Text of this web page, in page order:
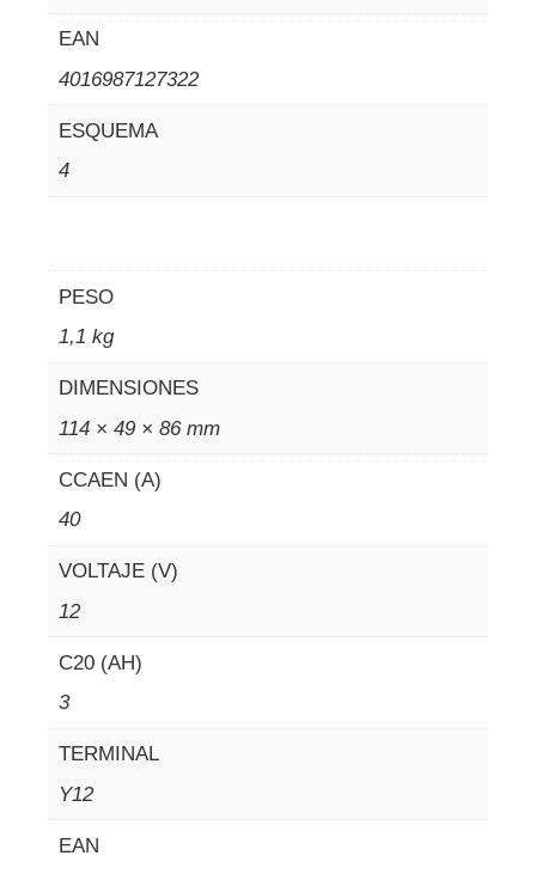
EAN
4016987127322
ESQUEMA
4
PESO
1,1 kg
DIMENSIONES
114 × 49 × 86 mm
CCAEN (A)
40
VOLTAJE (V)
12
C20 (AH)
3
TERMINAL
Y12
EAN